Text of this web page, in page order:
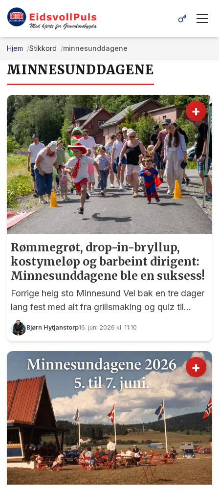
Hjem Stikkord minnesunddagene
MINNESUNDDAGENE
+
Rømmegrøt, drop-in-bryllup,
kostymeløp og barbeint dirigent:
Minnesunddagene ble en suksess!
Forrige helg sto Minnesund Vel bak en tre dager
lang fest med alt fra grillsmaking og quiz til
afternoon tea, barnedåp og intet mindre enn to
bryllup.
Bjørn Hytjanstorp16. juni 2026 kl. 11:10
+